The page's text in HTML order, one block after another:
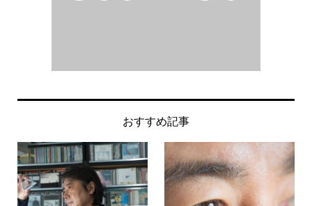
おすすめ記事